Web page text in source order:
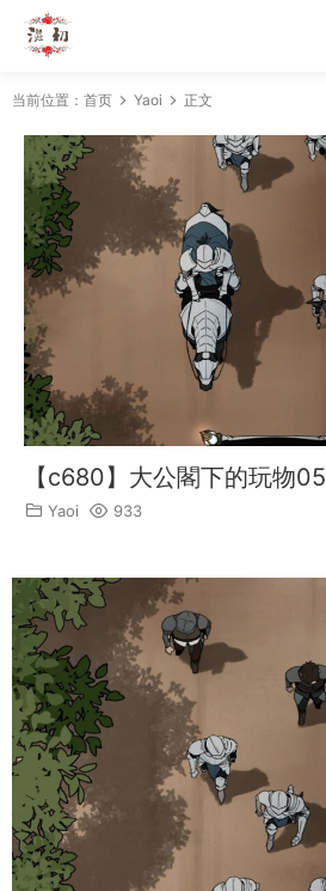
当前位置： 首页 Yaoi 正文
【c680】大公閣下的玩物05
Yaoi 933